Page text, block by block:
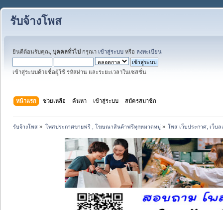
รับจ้างโพส
ยินดีต้อนรับคุณ, บุคคลทั่วไป กรุณา เข้าสู่ระบบ หรือ ลงทะเบียน
เข้าสู่ระบบด้วยชื่อผู้ใช้ รหัสผ่าน และระยะเวลาในเซสชั่น
หน้าแรก ช่วยเหลือ ค้นหา เข้าสู่ระบบ สมัครสมาชิก
รับจ้างโพส » โพสประกาศขายฟรี , โฆษณาสินค้าฟรีทุกหมวดหมู่» โพส เว็บประกาศ, เว็บ